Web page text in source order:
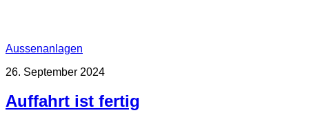
Aussenanlagen
26. September 2024
Auffahrt ist fertig